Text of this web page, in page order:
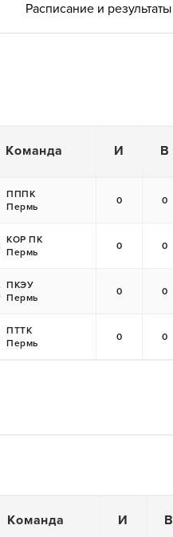
Расписание и результаты
Команда И В
ПППК
Пермь
0 0
КОР ПК
Пермь
0 0
ПКЭУ
Пермь
0 0
ПТТК
Пермь
0 0
Команда И В